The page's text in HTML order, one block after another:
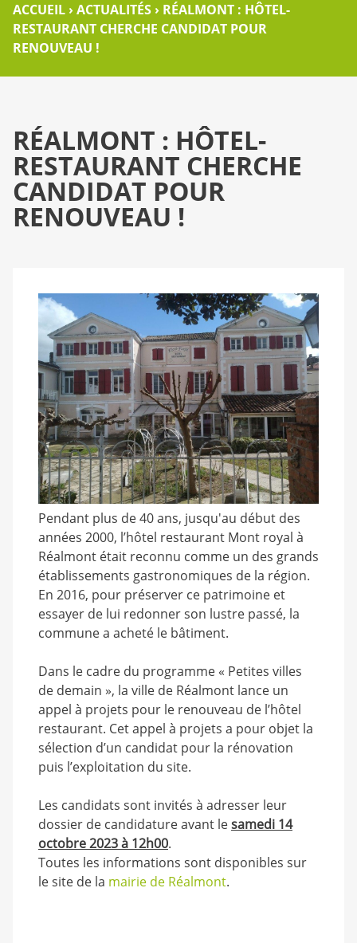
ACCUEIL ›ACTUALITÉS › RÉALMONT : HÔTEL-
RESTAURANT CHERCHE CANDIDAT POUR
RENOUVEAU !
RÉALMONT : HÔTEL-
RESTAURANT CHERCHE
CANDIDAT POUR
RENOUVEAU !
Pendant plus de 40 ans, jusqu'au début des
années 2000, l’hôtel restaurant Mont royal à
Réalmont était reconnu comme un des grands
établissements gastronomiques de la région.
En 2016, pour préserver ce patrimoine et
essayer de lui redonner son lustre passé, la
commune a acheté le bâtiment.
Dans le cadre du programme « Petites villes
de demain », la ville de Réalmont lance un
appel à projets pour le renouveau de l’hôtel
restaurant. Cet appel à projets a pour objet la
sélection d’un candidat pour la rénovation
puis l’exploitation du site.
Les candidats sont invités à adresser leur
dossier de candidature avant lesamedi 14
octobre 2023 à 12h00.
Toutes les informations sont disponibles sur
le site de la mairie de Réalmont.